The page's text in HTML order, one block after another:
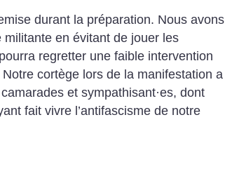
durant la préparation. Nous avons
en évitant de jouer les
regretter une faible intervention
cortège lors de la manifestation a
et sympathisant·es, dont
fait vivre l’antifascisme de notre